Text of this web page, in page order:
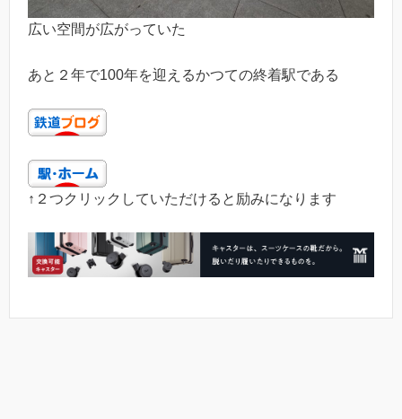
広い空間が広がっていた
あと２年で100年を迎えるかつての終着駅である
↑２つクリックしていただけると励みになります